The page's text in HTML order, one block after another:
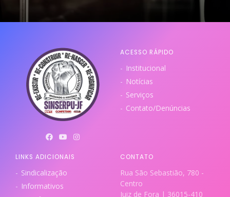
ACESSO RÁPIDO
Institucional
Notícias
Serviços
Contato/Denúncias
LINKS ADICIONAIS
Sindicalização
Informativos
CONTATO
Rua São Sebastião, 780 -
Centro
Juiz de Fora | 36015-410